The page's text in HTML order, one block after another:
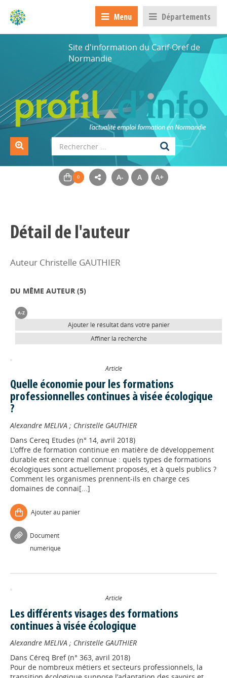
Menu Départements
Site d'information du Carif-Oref de
Normandie
A- A A+
Détail de l'auteur
Auteur Christelle GAUTHIER
DU MÊME AUTEUR (5)
Ajouter le résultat dans votre panier
Affiner la recherche
Article
Quelle économie pour les formations
professionnelles continues à visée écologique
?
Alexandre MELIVA ; Christelle GAUTHIER
Dans Cereq Etudes (n° 14, avril 2018)
L’offre de formation continue en matière de développement
durable est encore mal connue : quels types de formations
écologiques sont actuellement proposés, et à quels publics ?
Comment les organismes prennent-ils en charge ces
domaines de connai[...]
Ajouter au panier
Document
numérique
Article
Les différents visages des formations
continues à visée écologique
Alexandre MELIVA ; Christelle GAUTHIER
Dans Céreq Bref (n° 363, avril 2018)
Pour de nombreux métiers et secteurs professionnels, la